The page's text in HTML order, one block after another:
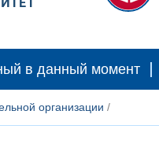
в данный момент
организации /